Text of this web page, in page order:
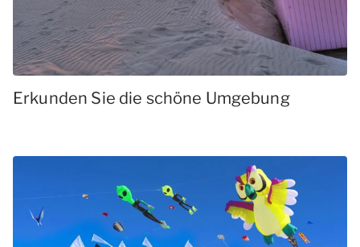
Erkunden Sie die schöne Umgebung